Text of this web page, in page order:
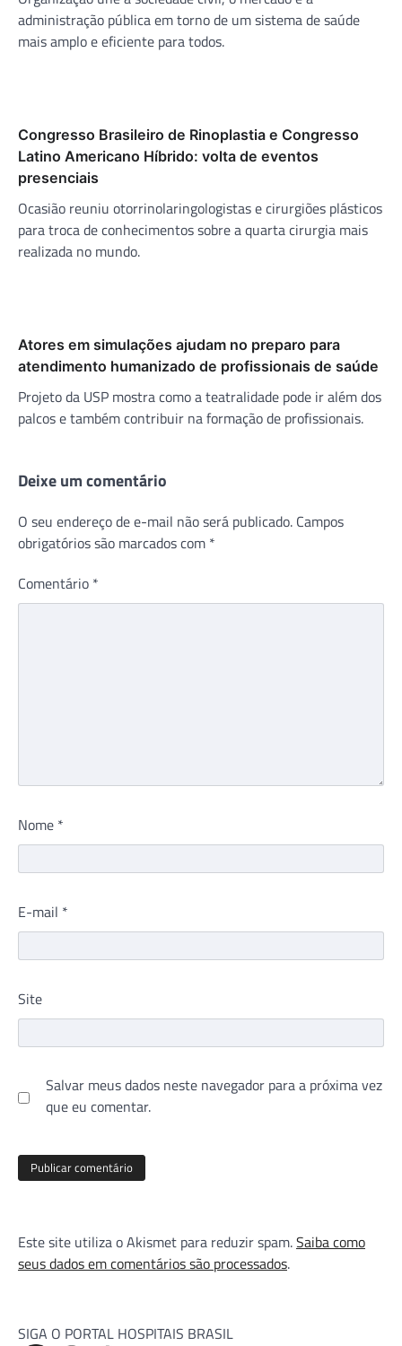
administração pública em torno de um sistema de saúde
mais amplo e eficiente para todos.
Congresso Brasileiro de Rinoplastia e Congresso
Latino Americano Híbrido: volta de eventos
presenciais
Ocasião reuniu otorrinolaringologistas e cirurgiões plásticos
para troca de conhecimentos sobre a quarta cirurgia mais
realizada no mundo.
Atores em simulações ajudam no preparo para
atendimento humanizado de profissionais de saúde
Projeto da USP mostra como a teatralidade pode ir além dos
palcos e também contribuir na formação de profissionais.
Deixe um comentário
O seu endereço de e-mail não será publicado. Campos
obrigatórios são marcados com *
Comentário *
Nome *
E-mail *
Site
Salvar meus dados neste navegador para a próxima vez
que eu comentar.
Este site utiliza o Akismet para reduzir spam.Saiba como
seus dados em comentários são processados.
SIGA O PORTAL HOSPITAIS BRASIL